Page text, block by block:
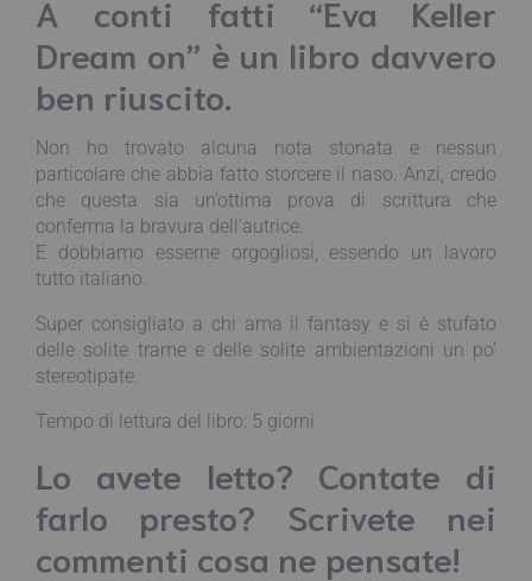
A conti fatti “Eva Keller
Dream on” è un libro davvero
ben riuscito.
Non ho trovato alcuna nota stonata e nessun
particolare che abbia fatto storcere il naso. Anzi, credo
che questa sia un’ottima prova di scrittura che
conferma la bravura dell’autrice.
E dobbiamo esserne orgogliosi, essendo un lavoro
tutto italiano.
Super consigliato a chi ama il fantasy e si è stufato
delle solite trame e delle solite ambientazioni un po’
stereotipate.
Tempo di lettura del libro: 5 giorni
Lo avete letto? Contate di
farlo presto? Scrivete nei
commenti cosa ne pensate!